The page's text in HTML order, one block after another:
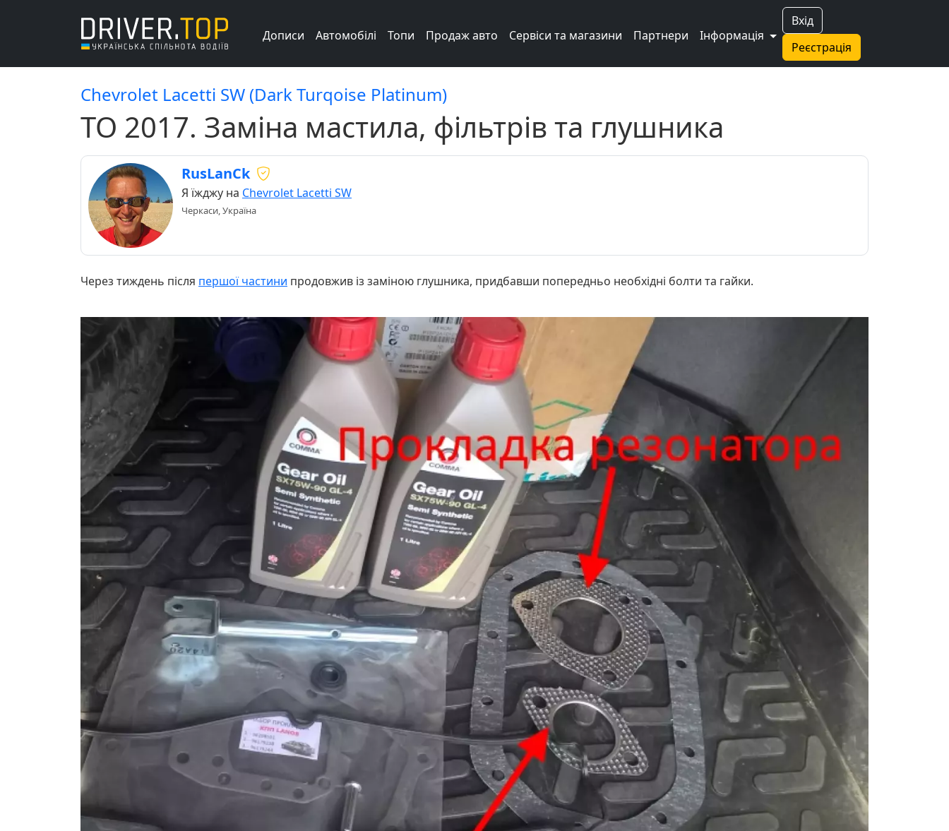
Вхід
Реєстрація
Дописи Автомобілі Топи Продаж авто Сервіси та магазини Партнери Інформація
Chevrolet Lacetti SW (Dark Turqoise Platinum)
ТО 2017. Заміна мастила, фільтрів та глушника
RusLanCk
Я їжджу на Chevrolet Lacetti SW
Черкаси, Україна
Через тиждень після першої частини продовжив із заміною глушника, придбавши попередньо необхідні болти та гайки.